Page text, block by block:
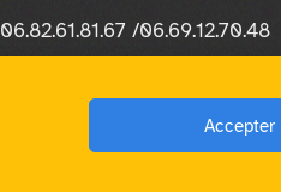
Accepter
06.82.61.81.67 /06.69.12.70.48